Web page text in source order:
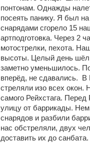
понтонам. Однажды
посеять панику. Я был
снарядами сгорело 15
артподготовка. Через 2
мотострелки, пехота.
высоты. Целый день шёл
заметно уменьшилось.
вперёд, не сдавались.
стреляли изо всех
самого Рейхстага.
улицу от баррикады.
снарядов и разбили
нас обстреляли, двух
доставить их до